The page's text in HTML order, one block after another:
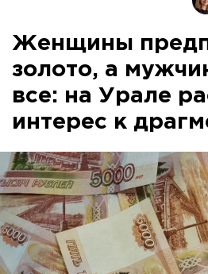
Женщины
золото, а
все: на Урале
интерес к